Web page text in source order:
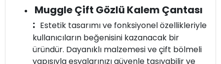
Muggle Çift Gözlü Kalem Çantası
: Estetik tasarımı ve fonksiyonel özellikleriyle
kullanıcıların beğenisini kazanacak bir
üründür. Dayanıklı malzemesi ve çift bölmeli
yapısıyla eşyalarınızı güvenle taşıyabilir ve